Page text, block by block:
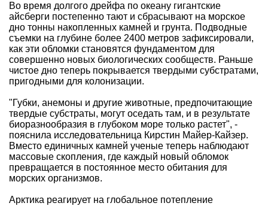
Во время долгого дрейфа по океану гигантские
айсберги постепенно тают и сбрасывают на морское
дно тонны накопленных камней и грунта. Подводные
съемки на глубине более 2400 метров зафиксировали,
как эти обломки становятся фундаментом для
совершенно новых биологических сообществ. Раньше
чистое дно теперь покрывается твердыми субстратами,
пригодными для колонизации.
"Губки, анемоны и другие животные, предпочитающие
твердые субстраты, могут оседать там, и в результате
биоразнообразия в глубоком море только растет", -
пояснила исследовательница Кирстин Майер-Кайзер.
Вместо единичных камней ученые теперь наблюдают
массовые скопления, где каждый новый обломок
превращается в постоянное место обитания для
морских организмов.
Арктика реагирует на глобальное потепление